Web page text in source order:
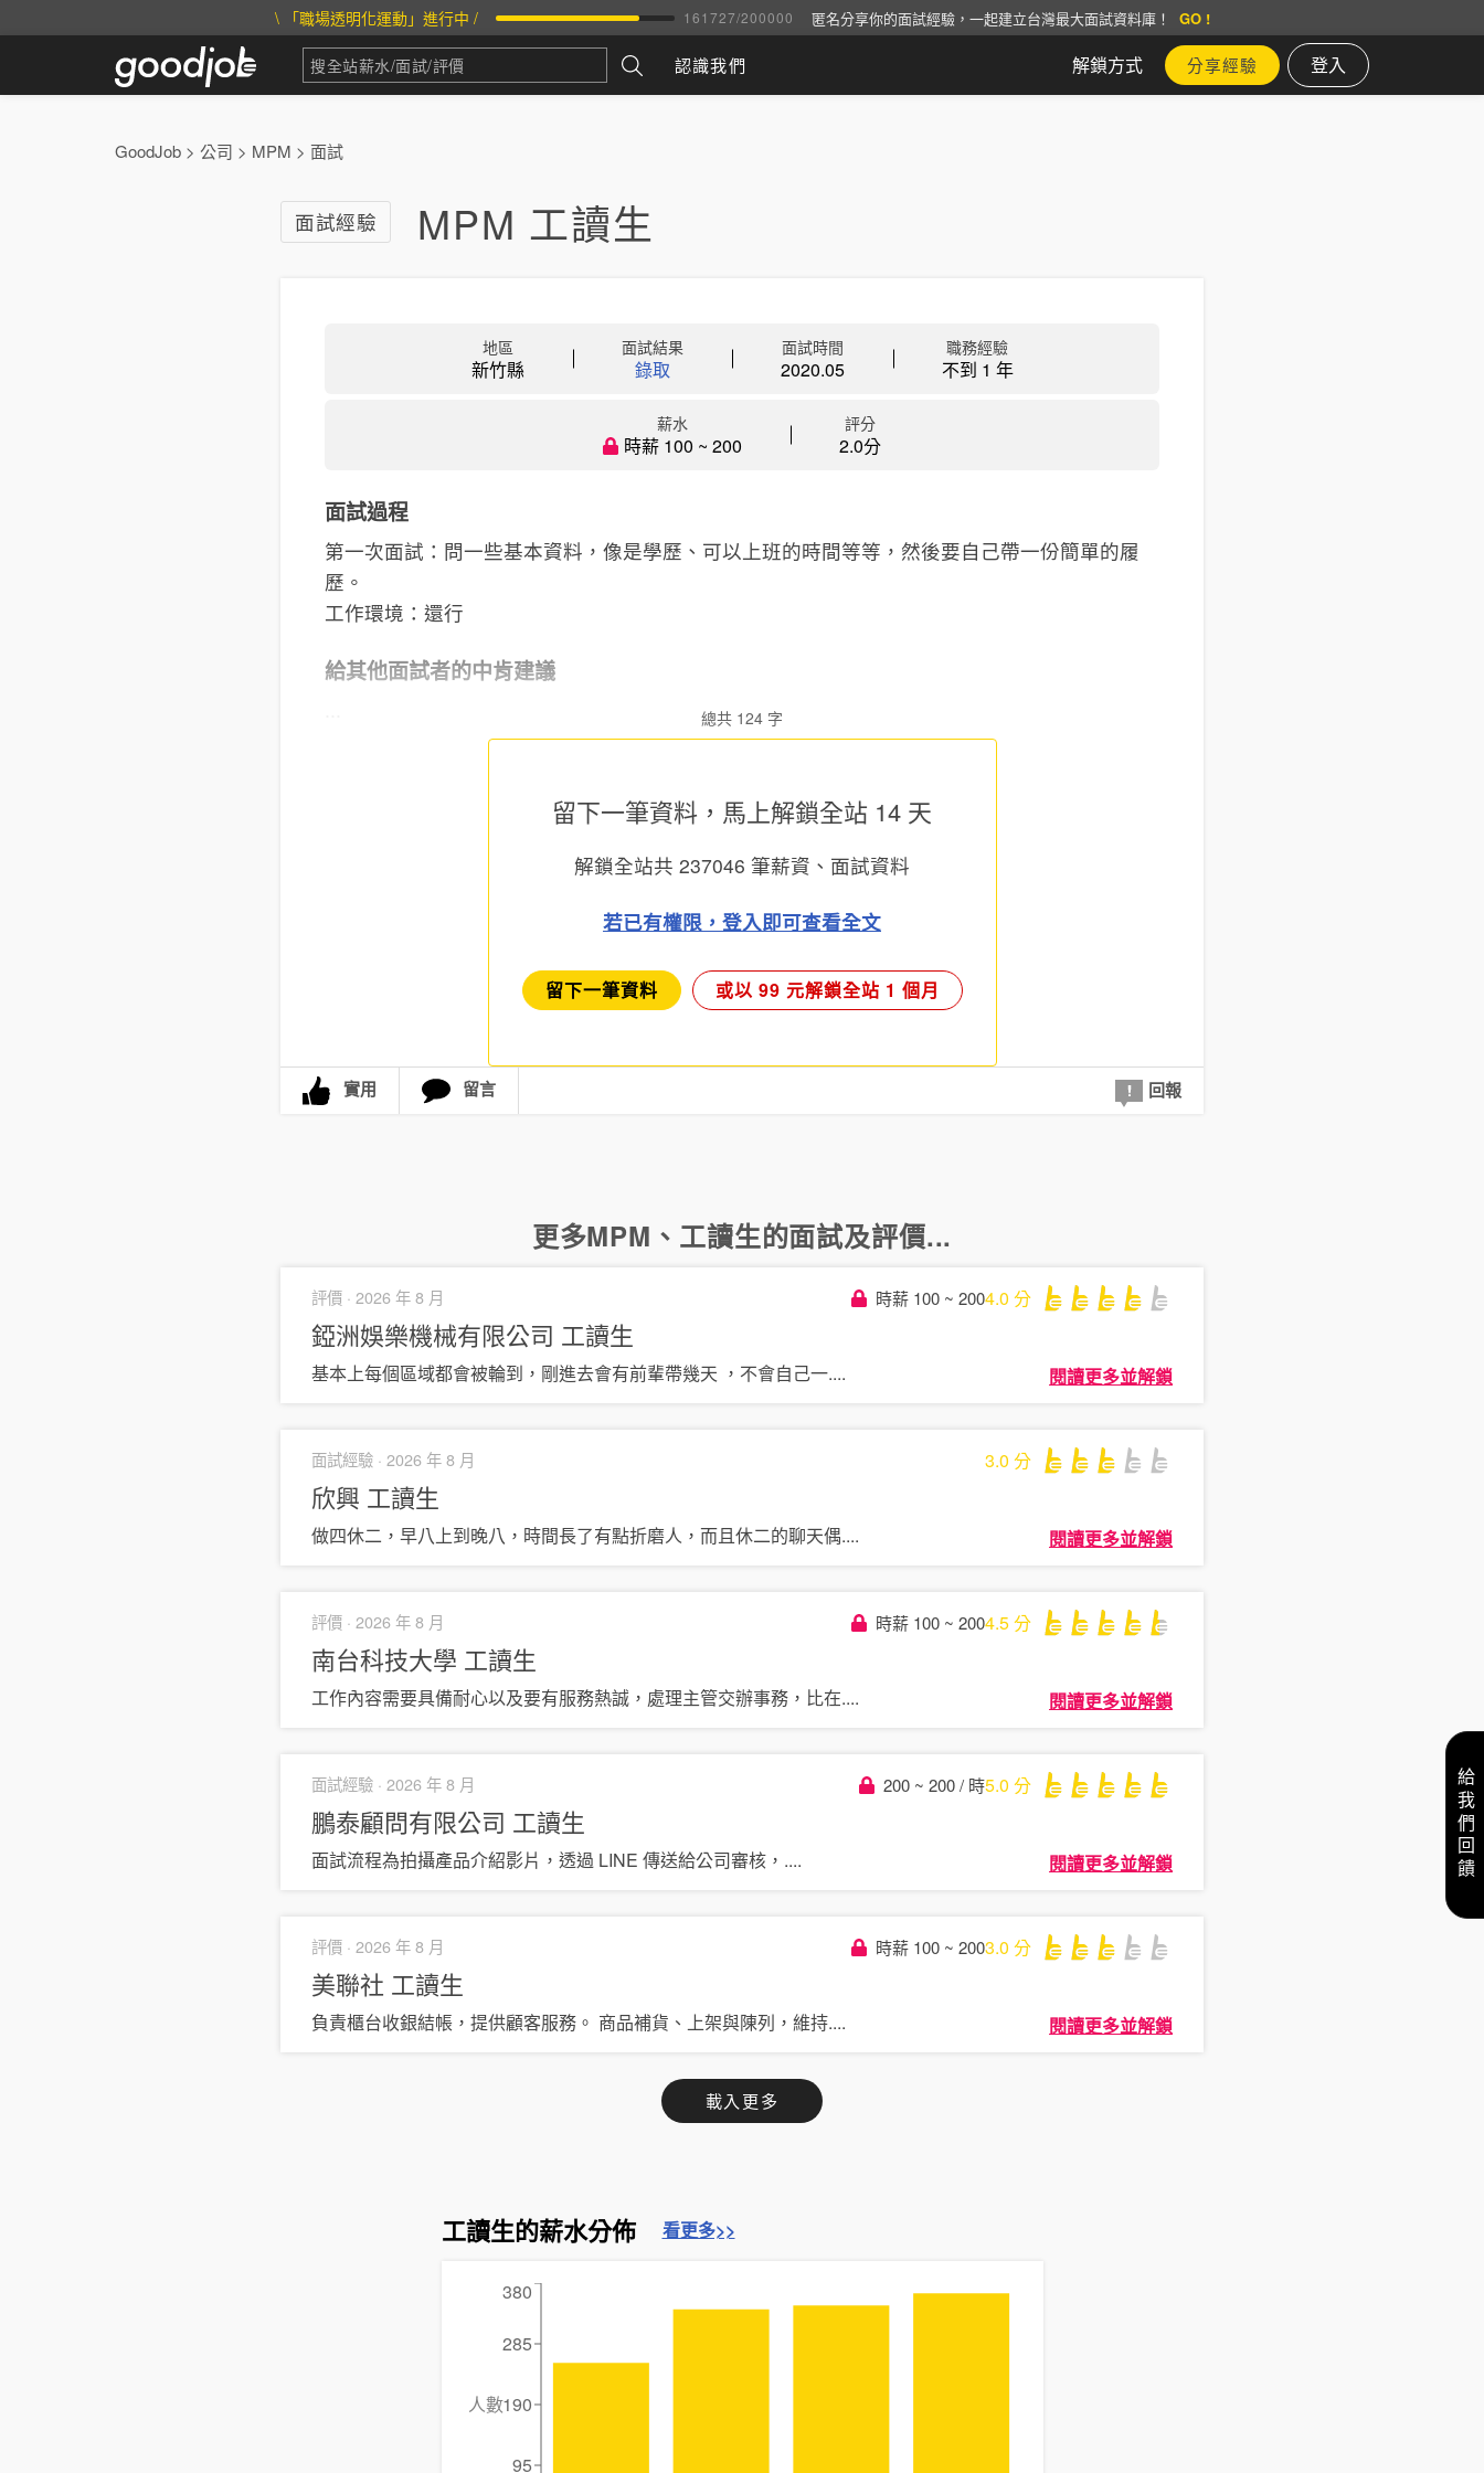
\ 「職場透明化運動」進行中 / 161727/200000 匿名分享你的面試經驗，一起建立台灣最大面試資料庫！ GO !
認識我們 解鎖方式 分享經驗 登入
GoodJob > 公司 > MPM > 面試
面試經驗 MPM 工讀生
地區
新竹縣
面試結果
錄取
面試時間
2020.05
職務經驗
不到 1 年
薪水
時薪 100 ~ 200
評分
2.0分
面試過程
第一次面試：問一些基本資料，像是學歷、可以上班的時間等等，然後要自己帶一份簡單的履
歷。
工作環境：還行
給其他面試者的中肯建議
總共 124 字
留下一筆資料，馬上解鎖全站 14 天
解鎖全站共 237046 筆薪資、面試資料
若已有權限，登入即可查看全文
留下一筆資料 或以 99 元解鎖全站 1 個月
實用 留言 回報
更多MPM 、 工讀生的面試及評價...
評價 · 2026 年 8 月 時薪 100 ~ 2004.0 分
錏洲娛樂機械有限公司 工讀生
基本上每個區域都會被輪到，剛進去會有前輩帶幾天 ，不會自己一.... 閱讀更多並解鎖
面試經驗 · 2026 年 8 月 3.0 分
欣興 工讀生
做四休二，早八上到晚八，時間長了有點折磨人，而且休二的聊天偶.... 閱讀更多並解鎖
評價 · 2026 年 8 月 時薪 100 ~ 2004.5分
南台科技大學 工讀生
工作內容需要具備耐心以及要有服務熱誠，處理主管交辦事務，比在.... 閱讀更多並解鎖
面試經驗 · 2026 年 8 月 200 ~ 200 / 時5.0 分
鵬泰顧問有限公司 工讀生
面試流程為拍攝產品介紹影片，透過 LINE 傳送給公司審核， .... 閱讀更多並解鎖
評價 · 2026 年 8 月 時薪 100 ~ 2003.0 分
美聯社 工讀生
負責櫃台收銀結帳，提供顧客服務。 商品補貨、上架與陳列，維持.... 閱讀更多並解鎖
載入更多
工讀生的薪水分佈 看更多>>
95
190
285
380
人數
給我們回饋